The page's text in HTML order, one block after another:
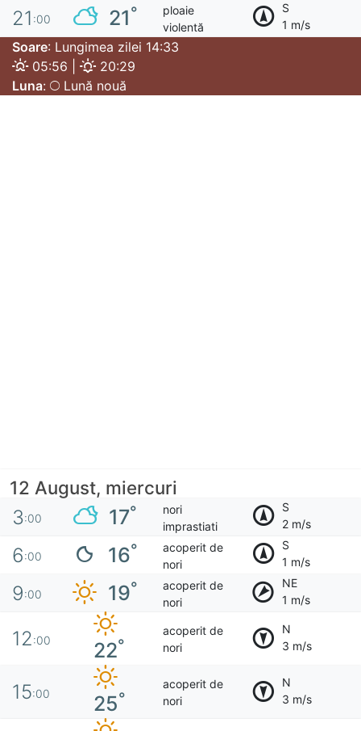
21 :00 21°
ploaie
violentă
S
1 m/s
Soare: Lungimea zilei 14:33
05:56 |
20:29
Luna: Lună nouă
12 August, miercuri
3:00 17°
nori
imprastiati
S
2 m/s
6:00 16°
acoperit de
nori
S
1 m/s
9:00 19°
acoperit de
nori
NE
1 m/s
12:00 22°
acoperit de
nori
N
3 m/s
15:00 25°
acoperit de
nori
N
3 m/s